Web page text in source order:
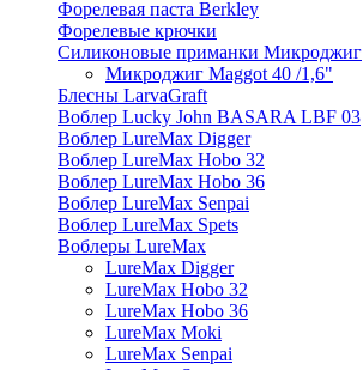
Форелевая паста Berkley
Форелевые крючки
Силиконовые приманки Микроджиг
Микроджиг Maggot 40 /1,6"
Блесны LarvaGraft
Воблер Lucky John BASARA LBF 03
Воблер LureMax Digger
Воблер LureMax Hobo 32
Воблер LureMax Hobo 36
Воблер LureMax Senpai
Воблер LureMax Spets
Воблеры LureMax
LureMax Digger
LureMax Hobo 32
LureMax Hobo 36
LureMax Moki
LureMax Senpai